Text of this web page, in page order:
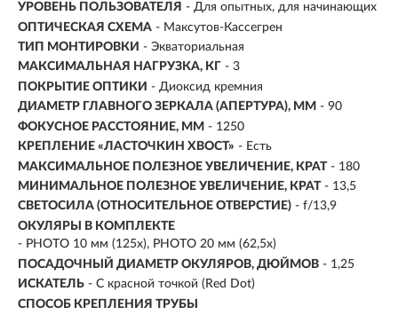
УРОВЕНЬ ПОЛЬЗОВАТЕЛЯ - Для опытных, для начинающих
ОПТИЧЕСКАЯ СХЕМА - Максутов-Кассегрен
ТИП МОНТИРОВКИ - Экваториальная
МАКСИМАЛЬНАЯ НАГРУЗКА, КГ - 3
ПОКРЫТИЕ ОПТИКИ - Диоксид кремния
ДИАМЕТР ГЛАВНОГО ЗЕРКАЛА (АПЕРТУРА), ММ - 90
ФОКУСНОЕ РАССТОЯНИЕ, ММ - 1250
КРЕПЛЕНИЕ «ЛАСТОЧКИН ХВОСТ» - Есть
МАКСИМАЛЬНОЕ ПОЛЕЗНОЕ УВЕЛИЧЕНИЕ, КРАТ - 180
МИНИМАЛЬНОЕ ПОЛЕЗНОЕ УВЕЛИЧЕНИЕ, КРАТ - 13,5
СВЕТОСИЛА (ОТНОСИТЕЛЬНОЕ ОТВЕРСТИЕ) - f/13,9
ОКУЛЯРЫ В КОМПЛЕКТЕ
- PHOTO 10 мм (125х), PHOTO 20 мм (62,5х)
ПОСАДОЧНЫЙ ДИАМЕТР ОКУЛЯРОВ, ДЮЙМОВ - 1,25
ИСКАТЕЛЬ - С красной точкой (Red Dot)
СПОСОБ КРЕПЛЕНИЯ ТРУБЫ